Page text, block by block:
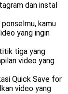
dan instal
kamu
yang ingin
tiga yang
video yang
Quick Save for
video yang